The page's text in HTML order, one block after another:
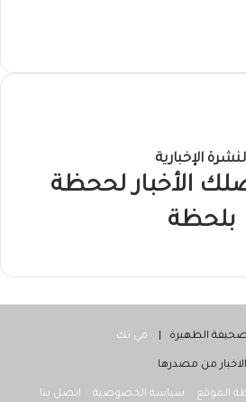
الإخبارية
الأخبار لححظة
بلحظة
مي تك
الاخبار من مصدرها
الموقع سياسة الخصوصية اتصل بنا